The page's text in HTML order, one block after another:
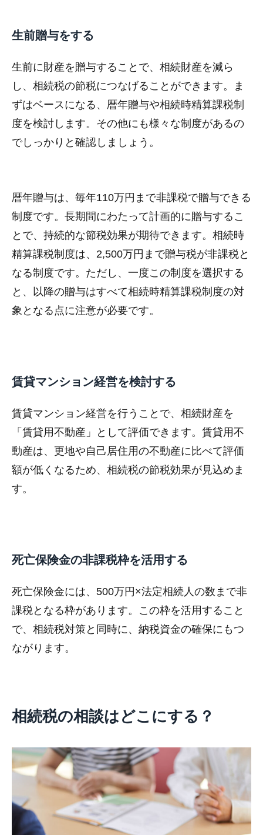
生前贈与をする
生前に財産を贈与することで、相続財産を減ら
し、相続税の節税につなげることができます。ま
ずはベースになる、暦年贈与や相続時精算課税制
度を検討します。その他にも様々な制度があるの
でしっかりと確認しましょう。
暦年贈与は、毎年110万円まで非課税で贈与できる
制度です。長期間にわたって計画的に贈与するこ
とで、持続的な節税効果が期待できます。相続時
精算課税制度は、2,500万円まで贈与税が非課税と
なる制度です。ただし、一度この制度を選択する
と、以降の贈与はすべて相続時精算課税制度の対
象となる点に注意が必要です。
賃貸マンション経営を検討する
賃貸マンション経営を行うことで、相続財産を
「賃貸用不動産」として評価できます。賃貸用不
動産は、更地や自己居住用の不動産に比べて評価
額が低くなるため、相続税の節税効果が見込めま
す。
死亡保険金の非課税枠を活用する
死亡保険金には、500万円×法定相続人の数まで非
課税となる枠があります。この枠を活用すること
で、相続税対策と同時に、納税資金の確保にもつ
ながります。
相続税の相談はどこにする？